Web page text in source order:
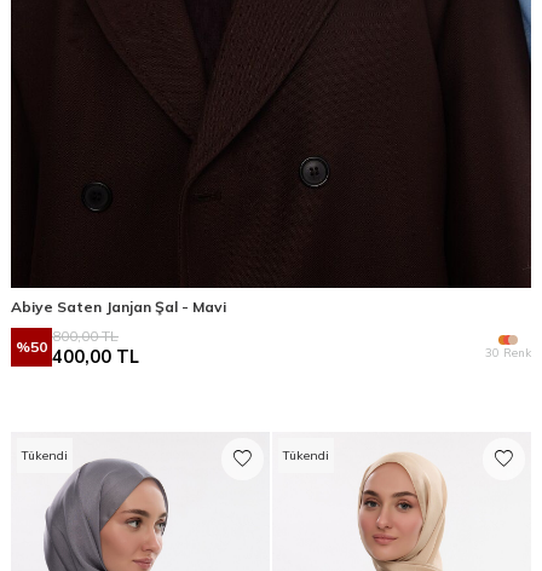
Abiye Saten Janjan Şal - Mavi
%50
800,00TL
400,00 TL 30 Renk
Tükendi Tükendi